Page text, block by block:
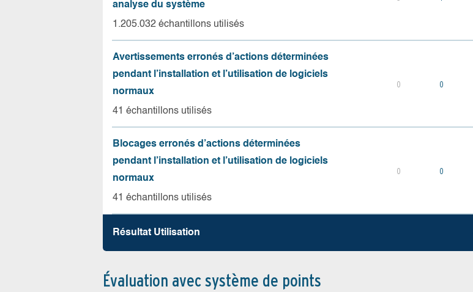
analyse du système
1.205.032 échantillons utilisés
Avertissements erronés d’actions déterminées
pendant l’installation et l’utilisation de logiciels
normaux
41 échantillons utilisés
0 0
Blocages erronés d’actions déterminées
pendant l’installation et l’utilisation de logiciels
normaux
41 échantillons utilisés
0 0
Résultat Utilisation
Évaluation avec système de points